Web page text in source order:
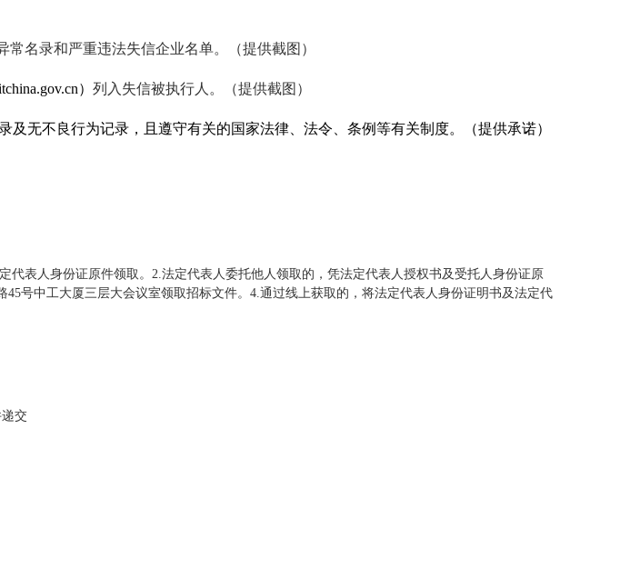
常名录和严重违法失信企业名单。（提供截图）
） 列入失信被执行人。（提供截图）
及无不良行为记录，且遵守有关的国家法律、法令、条例等有关制度。（提供承诺）
表人身份证原件领取。2.法定代表人委托他人领取的，凭法定代表人授权书及受托人身份证原
号中工大厦三层大会议室领取招标文件。4.通过线上获取的，将法定代表人身份证明书及法定代
交